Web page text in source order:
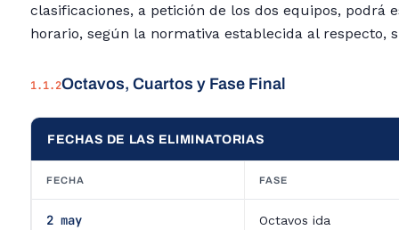
clasificaciones, a petición de los dos equipos, podrá
horario, según la normativa establecida al respecto,
1.1.2Octavos, Cuartos y Fase Final
FECHAS DE LAS ELIMINATORIAS
FECHA FASE
2 may Octavos ida